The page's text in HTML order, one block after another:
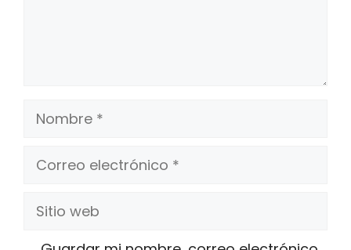
Nombre
Correo
electrónico
Sitio
web